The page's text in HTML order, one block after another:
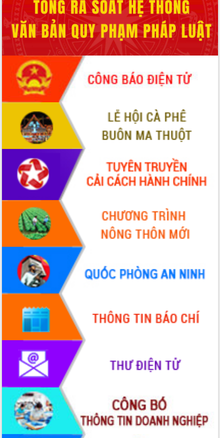
Hội thảo góp ý hồ sơ điều chỉnh quy
hoạch tỉnh Đắk Lắk thời kỳ 2021-2030,
tầm nhìn đến năm 2050
Nâng cao hiệu quả hoạt động của các
doanh nghiệp nhà nước
Hội nghị triển khai kết nối mạng
truyền số liệu chuyên dùng phục vụ cơ
quan Đảng, Nhà nước
Lễ phát động chuỗi hoạt động chung
tay làm sạch môi trường
Xã Ea Kar bước chuyển mình trong
công tác cải cách hành chính mô hình
UBND tỉnh họp báo định kỳ tháng 4
Hội thảo khoa học “Giải pháp thúc đẩy
phát triển nền kinh tế xanh tại tỉnh
Đắk Lắk”
Tăng cường giám sát, đôn đốc thực
hiện nhiệm vụ quản lý tài sản công
hàng tuần
Tháo gỡ những vướng mắc, đẩy mạnh
công tác cải cách thủ tục hành chính
tại Trung tâm Phục vụ hành chính
công tỉnh
Đắk Lắk: Tôn vinh 46 giải pháp tại Hội
thi Sáng tạo Kỹ thuật 2024 - 2025
Đắk Lắk rà soát, điều chỉnh Đề án 190
về phát triển nuôi trồng thủy sản
Phó Chủ tịch UBND tỉnh Đắk Lắk
Trương Công Thái kiểm tra thực địa
Dự án cao tốc Khánh Hòa - Buôn Ma
Định vị cà phê Việt Nam như một “di
sản sống” trong dòng chảy toàn cầu
Xây dựng nông thôn mới: Nâng cao đời
sống người dân từ những mô hình thiết
thực
Quyết liệt tháo gỡ vướng mắc, đẩy
nhanh tiến độ các dự án trọng điểm
trong Khu kinh tế Nam Phú Yên